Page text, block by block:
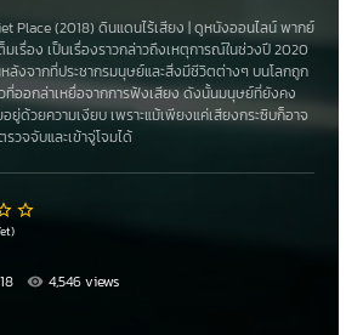
Place (2018) ดินแดนไร้เสียง |ดูหนังออนไลน์พากย์
มเรื่อง เป็นเรื่องราวกล่าวถึงเหตุการณ์ในช่วงปี 2020
หลังจากที่ประชากรมนุษย์และสิ่งมีชีวิตต่างๆ บนโลกถูก
ออกล่าเหยื่อจากการฟังเสียง ดังนั้นมนุษย์ที่ยังคง
ด้วยความเงียบ เพราะแม้เพียงแค่เสียงกระซิบก็อาจ
วจจับและเข้าจู่โจมได้
4,546 views